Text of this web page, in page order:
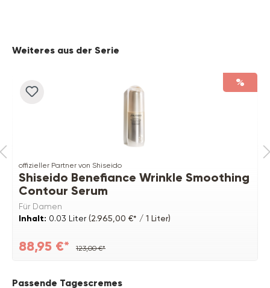
Produktgalerie überspringen
Weiteres aus der Serie
%
offizieller Partner von Shiseido
Shiseido Benefiance Wrinkle Smoothing
Contour Serum
Für Damen
Inhalt: 0.03 Liter(2.965,00 €* / 1 Liter)
88,95 €* 123,00 €*
Produktgalerie überspringen
Passende Tagescremes